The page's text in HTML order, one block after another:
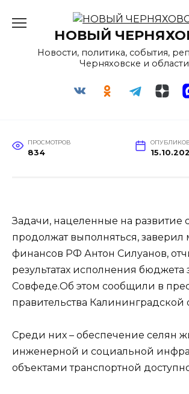
содержаниюНОВЫЙ
Новости, политика, события,
Черняховске и
ПРОСМОТРОВ
834
Задачи, нацеленные на развитие
продолжат выполняться, заверил
финансов РФ Антон Силуанов,
результатах исполнения бюджета
Совфеде.Об этом сообщили в
правительства Калининградской
Среди них – обеспечение селян
инженерной и социальной
объектами транспортной